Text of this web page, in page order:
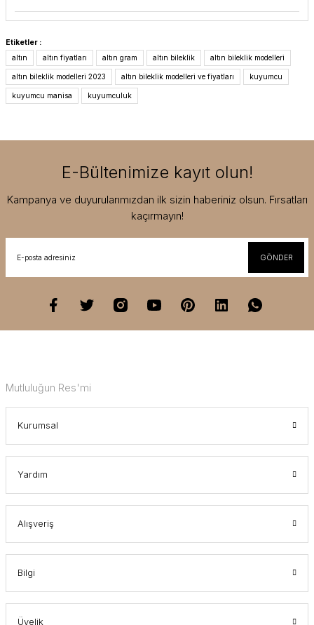
Etiketler :
altın
altın fiyatları altın gram altın bileklik altın bileklik modelleri
altın bileklik modelleri 2023 altın bileklik modelleri ve fiyatları kuyumcu
kuyumcu manisa kuyumculuk
E-Bültenimize kayıt olun!
Kampanya ve duyurularımızdan ilk sizin haberiniz olsun. Fırsatları
kaçırmayın!
GÖNDER
Mutluluğun Res'mi
Kurumsal
Yardım
Alışveriş
Bilgi
Üyelik